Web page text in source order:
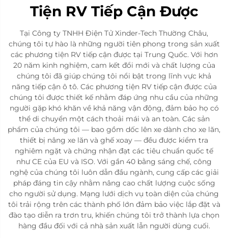
Tiện RV Tiếp Cận Được
Tại Công ty TNHH Điện Tử Xinder-Tech Thường Châu,
chúng tôi tự hào là những người tiên phong trong sản xuất
các phương tiện RV tiếp cận được tại Trung Quốc. Với hơn
20 năm kinh nghiệm, cam kết đổi mới và chất lượng của
chúng tôi đã giúp chúng tôi nổi bật trong lĩnh vực khả
năng tiếp cận ô tô. Các phương tiện RV tiếp cận được của
chúng tôi được thiết kế nhằm đáp ứng nhu cầu của những
người gặp khó khăn về khả năng vận động, đảm bảo họ có
thể di chuyển một cách thoải mái và an toàn. Các sản
phẩm của chúng tôi — bao gồm dốc lên xe dành cho xe lăn,
thiết bị nâng xe lăn và ghế xoay — đều được kiểm tra
nghiêm ngặt và chứng nhận đạt các tiêu chuẩn quốc tế
như CE của EU và ISO. Với gần 40 bằng sáng chế, công
nghệ của chúng tôi luôn dẫn đầu ngành, cung cấp các giải
pháp đáng tin cậy nhằm nâng cao chất lượng cuộc sống
cho người sử dụng. Mạng lưới dịch vụ toàn diện của chúng
tôi trải rộng trên các thành phố lớn đảm bảo việc lắp đặt và
đào tạo diễn ra trơn tru, khiến chúng tôi trở thành lựa chọn
hàng đầu đối với cả nhà sản xuất lẫn người dùng cuối.